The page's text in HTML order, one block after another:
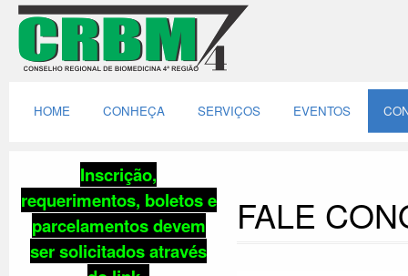
HOME CONHEÇA SERVIÇOS EVENTOS
Inscrição,
requerimentos, boletos e
parcelamentosdevem
ser solicitados através
FALE